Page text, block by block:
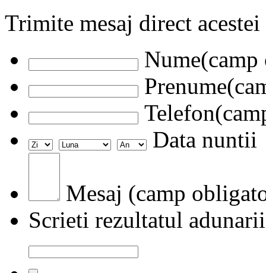
Trimite mesaj direct
Data nuntii
Mesaj (camp
Scrieti rezultatul adunarii